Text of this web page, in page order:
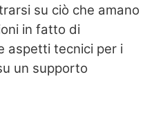
su ciò che amano
in fatto di
aspetti tecnici per i
un supporto